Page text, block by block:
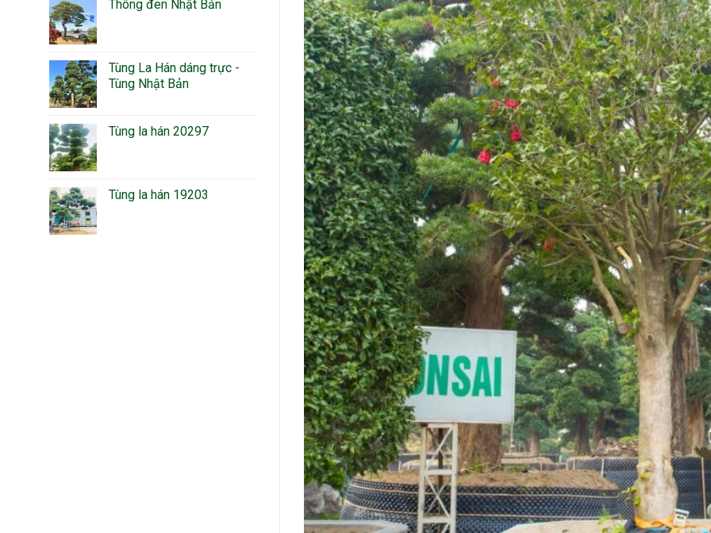
Thông đen Nhật Bản
Tùng La Hán dáng trực -
Tùng Nhật Bản
Tùng la hán 20297
Tùng la hán 19203